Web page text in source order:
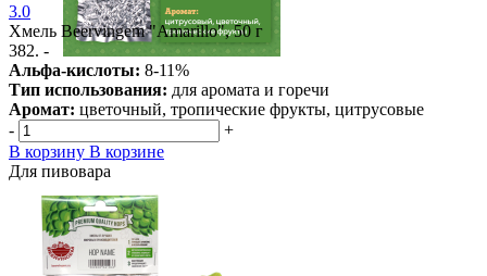
3.0
Хмель Beervingem "Amarillo", 50 г
382. -
Альфа-кислоты: 8-11%
Тип использования: для аромата и горечи
Аромат: цветочный, тропические фрукты, цитрусовые
-
+
В корзину В корзине
Для пивовара